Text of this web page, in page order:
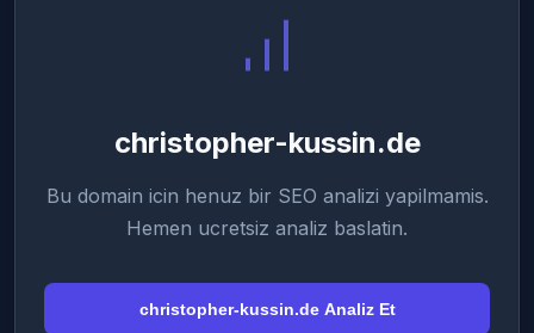
christopher-kussin.de
Bu domain icin henuz bir SEO analizi yapilmamis.
Hemen ucretsiz analiz baslatin.
christopher-kussin.de Analiz Et